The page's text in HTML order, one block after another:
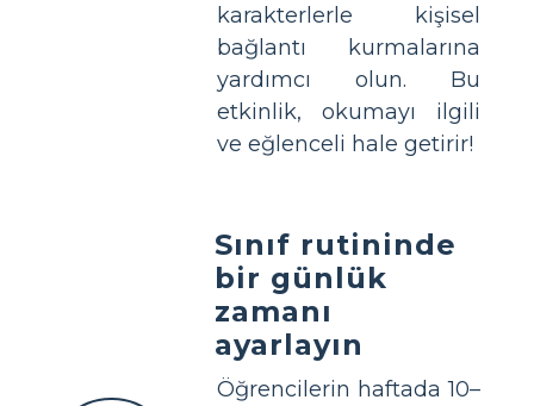
karakterlerle kişisel
bağlantı kurmalarına
yardımcı olun. Bu
etkinlik, okumayı ilgili
ve eğlenceli hale getirir!
Sınıf rutininde
bir günlük
zamanı
ayarlayın
Öğrencilerin haftada 10–